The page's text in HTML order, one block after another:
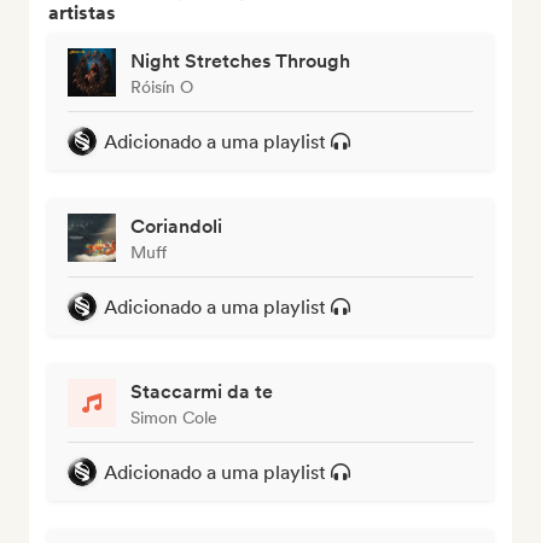
artistas
Night Stretches Through
Róisín O
Adicionado a uma playlist
Coriandoli
Muff
Adicionado a uma playlist
Staccarmi da te
Simon Cole
Adicionado a uma playlist